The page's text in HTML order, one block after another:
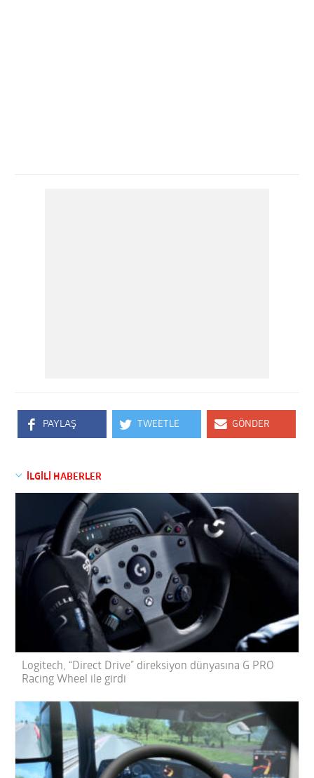
PAYLAŞ TWEETLE GÖNDER
İLGİLİ HABERLER
Logitech, “Direct Drive” direksiyon dünyasına G PRO
Racing Wheel ile girdi